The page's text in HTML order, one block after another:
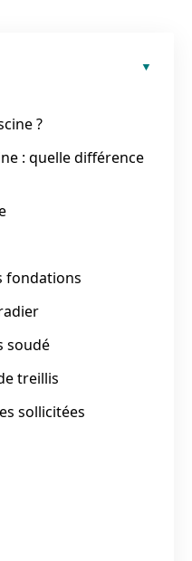
?
: quelle différence
fondations
soudé
treillis
sollicitées